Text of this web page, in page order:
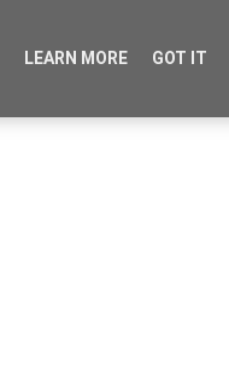
LEARN MORE GOT IT